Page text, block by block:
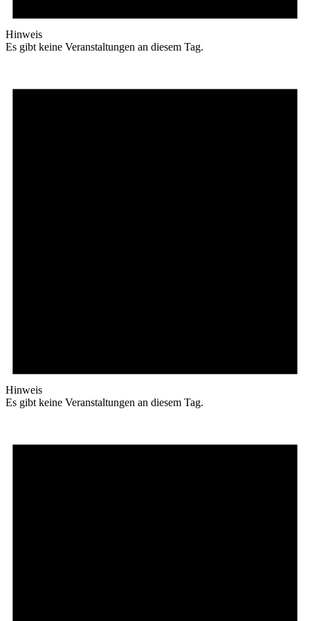
Hinweis
Es gibt keine Veranstaltungen an diesem Tag.
Hinweis
Es gibt keine Veranstaltungen an diesem Tag.